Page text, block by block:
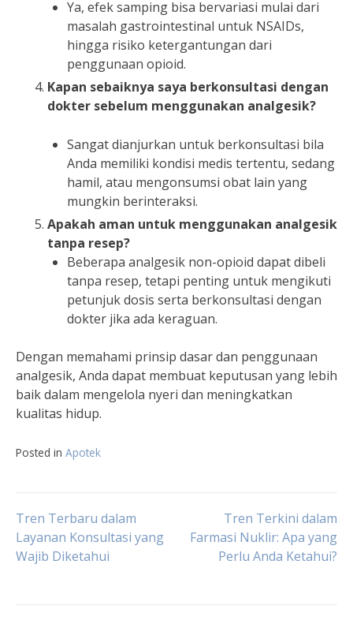
Ya, efek samping bisa bervariasi mulai dari
masalah gastrointestinal untuk NSAIDs,
hingga risiko ketergantungan dari
penggunaan opioid.
Kapan sebaiknya saya berkonsultasi dengan
dokter sebelum menggunakan analgesik?
Sangat dianjurkan untuk berkonsultasi bila
Anda memiliki kondisi medis tertentu, sedang
hamil, atau mengonsumsi obat lain yang
mungkin berinteraksi.
Apakah aman untuk menggunakan analgesik
tanpa resep?
Beberapa analgesik non-opioid dapat dibeli
tanpa resep, tetapi penting untuk mengikuti
petunjuk dosis serta berkonsultasi dengan
dokter jika ada keraguan.
Dengan memahami prinsip dasar dan penggunaan
analgesik, Anda dapat membuat keputusan yang lebih
baik dalam mengelola nyeri dan meningkatkan
kualitas hidup.
Posted in Apotek
Post
navigation
Tren Terbaru dalam
Layanan Konsultasi yang
Wajib Diketahui
Tren Terkini dalam
Farmasi Nuklir: Apa yang
Perlu Anda Ketahui?